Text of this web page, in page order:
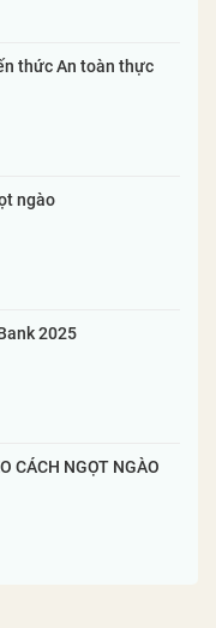
thức An toàn thực
ngào
2025
CÁCH NGỌT NGÀO